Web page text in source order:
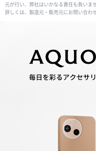
元が行い、弊社はいかなる責任も負いませ
詳しくは、製造元・販売元にお問い合わ